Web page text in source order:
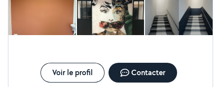
Voir le profil Contacter